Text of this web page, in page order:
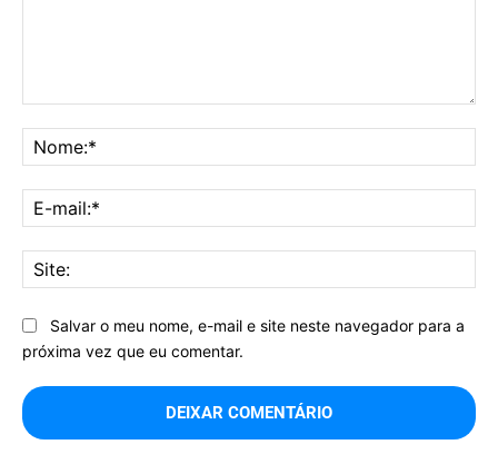
Salvar o meu nome, e-mail e site neste navegador para a
próxima vez que eu comentar.